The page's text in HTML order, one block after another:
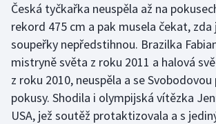
Jezdectví
Judo
Krasobruslení
Lezení
Česká tyčkařka neuspěla až na
rekord 475 cm a pak musela čekat, zda
soupeřky nepředstihnou. Brazilka
mistryně světa z roku 2011 a halová
z roku 2010, neuspěla a se Svobodovou
pokusy. Shodila i olympijská vítězka
USA, jež soutěž protaktizovala a s